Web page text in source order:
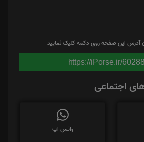
آدرس این صفحه روی دکمه کلیک نمایید
https://iPorse.ir/
اجتماعی
واتس اپ